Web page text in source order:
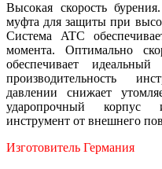
Высокая скорость
муфта для защиты при
Система ATC
момента. Оптимально
обеспечивает
производительность
давлении снижает
ударопрочный корпус
инструмент от внешнего
Изготовитель Германия